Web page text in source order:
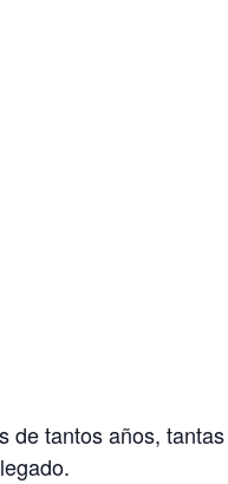
de tantos años, tantas